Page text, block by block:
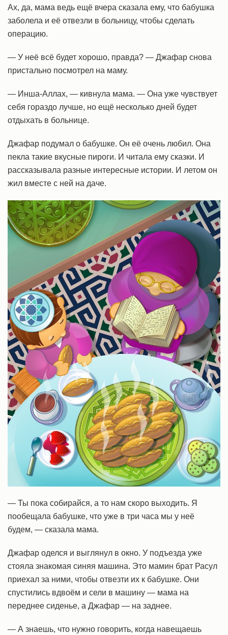
Ах, да, мама ведь ещё вчера сказала ему, что бабушка
заболела и её отвезли в больницу, чтобы сделать
операцию.
— У неё всё будет хорошо, правда? — Джафар снова
пристально посмотрел на маму.
— Инша-Аллах, — кивнула мама. — Она уже чувствует
себя гораздо лучше, но ещё несколько дней будет
отдыхать в больнице.
Джафар подумал о бабушке. Он её очень любил. Она
пекла такие вкусные пироги. И читала ему сказки. И
рассказывала разные интересные истории. И летом он
жил вместе с ней на даче.
— Ты пока собирайся, а то нам скоро выходить. Я
пообещала бабушке, что уже в три часа мы у неё
будем, — сказала мама.
Джафар оделся и выглянул в окно. У подъезда уже
стояла знакомая синяя машина. Это мамин брат Расул
приехал за ними, чтобы отвезти их к бабушке. Они
спустились вдвоём и сели в машину — мама на
переднее сиденье, а Джафар — на заднее.
— А знаешь, что нужно говорить, когда навещаешь